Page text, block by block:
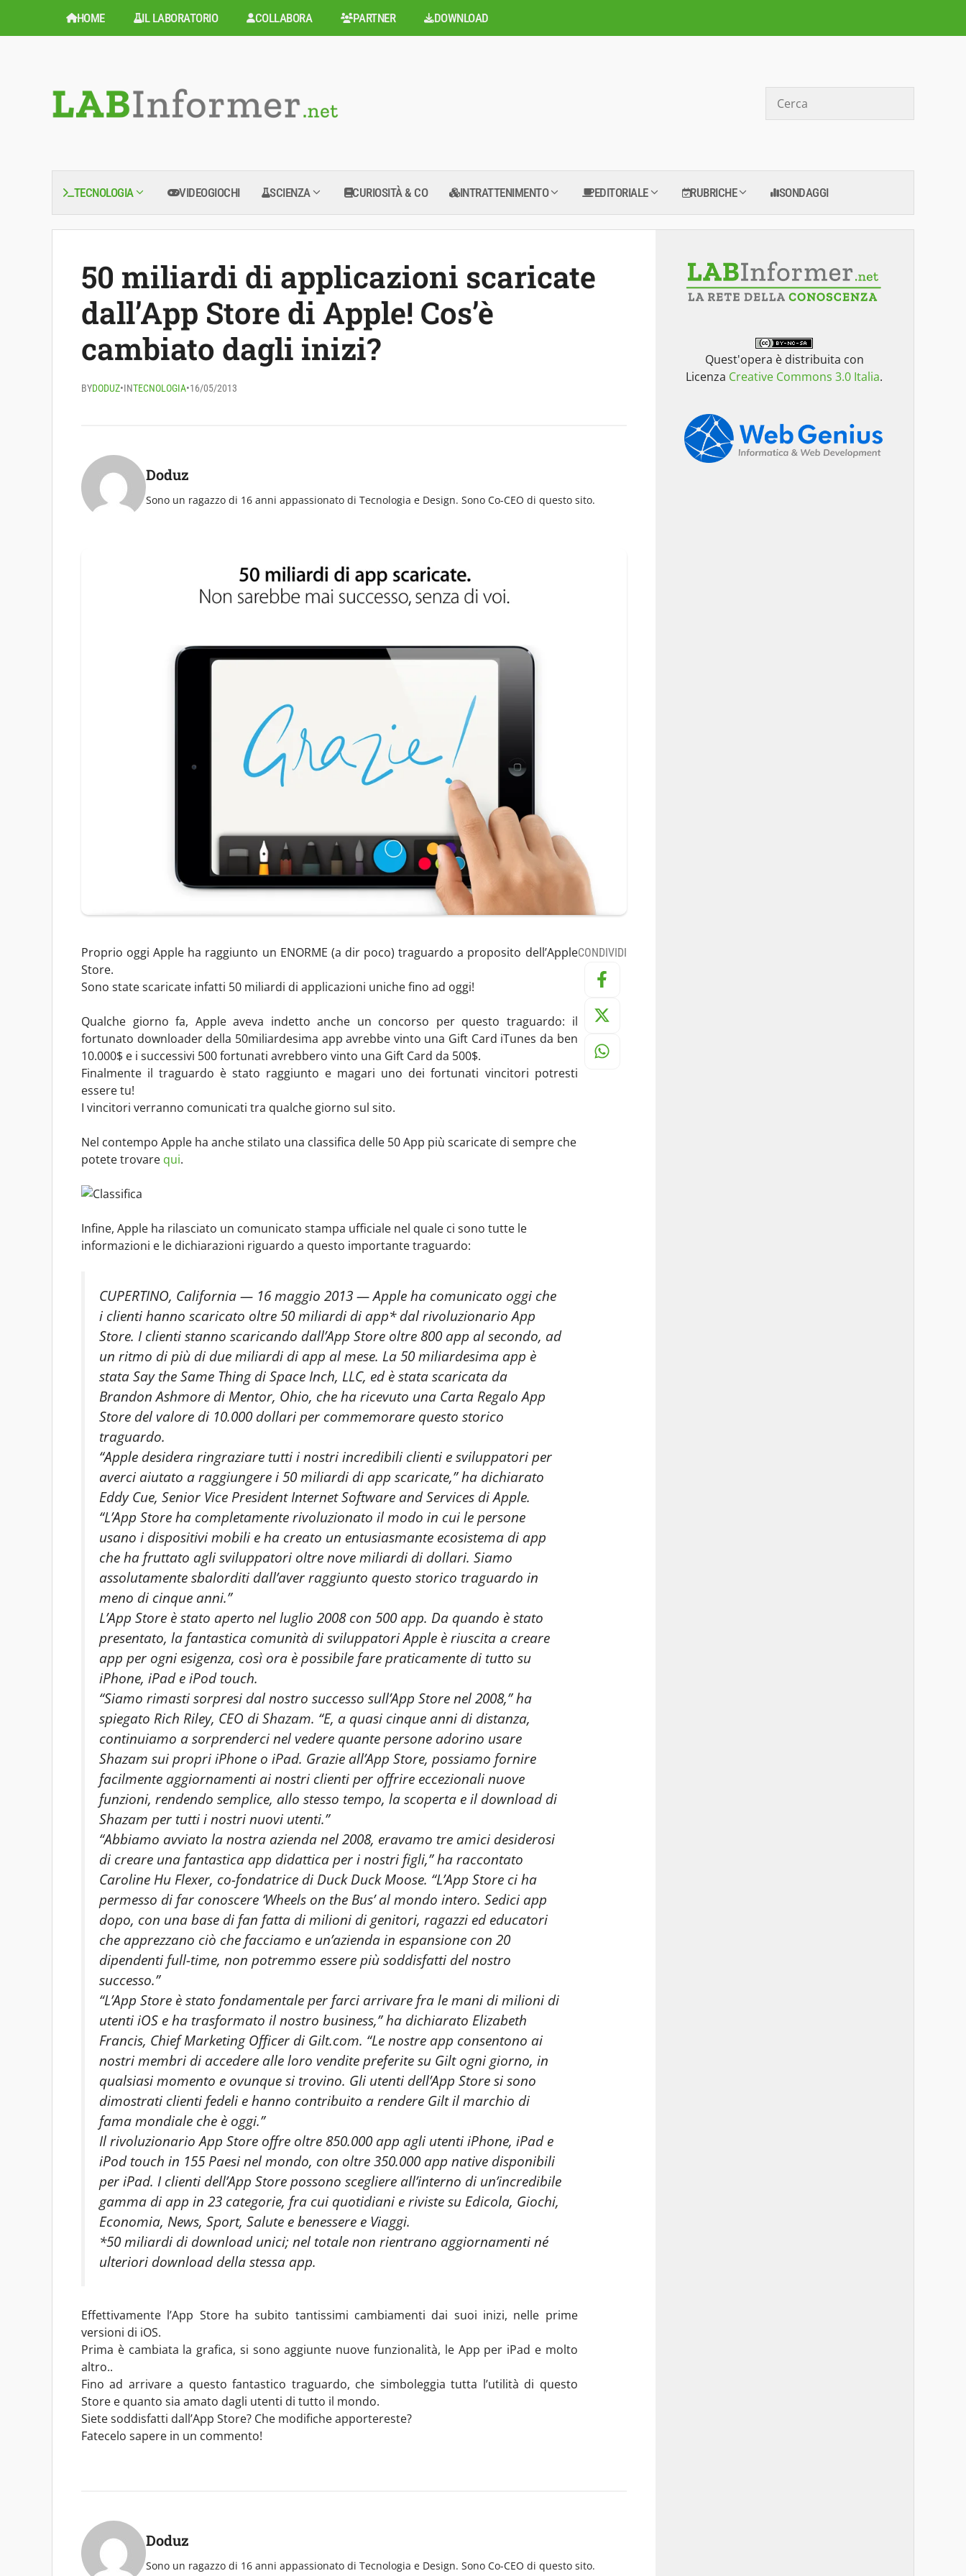
HOME IL LABORATORIO COLLABORA PARTNER DOWNLOAD
TECNOLOGIA VIDEOGIOCHI SCIENZA CURIOSITÀ & CO INTRATTENIMENTO EDITORIALE RUBRICHE SONDAGGI
50 miliardi di applicazioni scaricate
dall’App Store di Apple! Cos’è
cambiato dagli inizi?
BYDODUZ•INTECNOLOGIA•16/05/2013
Doduz
Sono un ragazzo di 16 anni appassionato di Tecnologia e Design. Sono Co-CEO di questo sito.
Proprio oggi Apple ha raggiunto un ENORME (a dir poco) traguardo a proposito dell’Apple
Store.
Sono state scaricate infatti 50 miliardi di applicazioni uniche fino ad oggi!
Qualche giorno fa, Apple aveva indetto anche un concorso per questo traguardo: il
fortunato downloader della 50miliardesima app avrebbe vinto una Gift Card iTunes da ben
10.000$ e i successivi 500 fortunati avrebbero vinto una Gift Card da 500$.
Finalmente il traguardo è stato raggiunto e magari uno dei fortunati vincitori potresti
essere tu!
I vincitori verranno comunicati tra qualche giorno sul sito.
Nel contempo Apple ha anche stilato una classifica delle 50 App più scaricate di sempre che
potete trovare qui.
Infine, Apple ha rilasciato un comunicato stampa ufficiale nel quale ci sono tutte le
informazioni e le dichiarazioni riguardo a questo importante traguardo:
CUPERTINO, California — 16 maggio 2013 — Apple ha comunicato oggi che
i clienti hanno scaricato oltre 50 miliardi di app* dal rivoluzionario App
Store. I clienti stanno scaricando dall’App Store oltre 800 app al secondo, ad
un ritmo di più di due miliardi di app al mese. La 50 miliardesima app è
stata Say the Same Thing di Space Inch, LLC, ed è stata scaricata da
Brandon Ashmore di Mentor, Ohio, che ha ricevuto una Carta Regalo App
Store del valore di 10.000 dollari per commemorare questo storico
traguardo.
“Apple desidera ringraziare tutti i nostri incredibili clienti e sviluppatori per
averci aiutato a raggiungere i 50 miliardi di app scaricate,” ha dichiarato
Eddy Cue, Senior Vice President Internet Software and Services di Apple.
“L’App Store ha completamente rivoluzionato il modo in cui le persone
usano i dispositivi mobili e ha creato un entusiasmante ecosistema di app
che ha fruttato agli sviluppatori oltre nove miliardi di dollari. Siamo
assolutamente sbalorditi dall’aver raggiunto questo storico traguardo in
meno di cinque anni.”
L’App Store è stato aperto nel luglio 2008 con 500 app. Da quando è stato
presentato, la fantastica comunità di sviluppatori Apple è riuscita a creare
app per ogni esigenza, così ora è possibile fare praticamente di tutto su
iPhone, iPad e iPod touch.
“Siamo rimasti sorpresi dal nostro successo sull’App Store nel 2008,” ha
spiegato Rich Riley, CEO di Shazam. “E, a quasi cinque anni di distanza,
continuiamo a sorprenderci nel vedere quante persone adorino usare
Shazam sui propri iPhone o iPad. Grazie all’App Store, possiamo fornire
facilmente aggiornamenti ai nostri clienti per offrire eccezionali nuove
funzioni, rendendo semplice, allo stesso tempo, la scoperta e il download di
Shazam per tutti i nostri nuovi utenti.”
“Abbiamo avviato la nostra azienda nel 2008, eravamo tre amici desiderosi
di creare una fantastica app didattica per i nostri figli,” ha raccontato
Caroline Hu Flexer, co-fondatrice di Duck Duck Moose. “L’App Store ci ha
permesso di far conoscere ‘Wheels on the Bus’ al mondo intero. Sedici app
dopo, con una base di fan fatta di milioni di genitori, ragazzi ed educatori
che apprezzano ciò che facciamo e un’azienda in espansione con 20
dipendenti full-time, non potremmo essere più soddisfatti del nostro
successo.”
“L’App Store è stato fondamentale per farci arrivare fra le mani di milioni di
utenti iOS e ha trasformato il nostro business,” ha dichiarato Elizabeth
Francis, Chief Marketing Officer di Gilt.com. “Le nostre app consentono ai
nostri membri di accedere alle loro vendite preferite su Gilt ogni giorno, in
qualsiasi momento e ovunque si trovino. Gli utenti dell’App Store si sono
dimostrati clienti fedeli e hanno contribuito a rendere Gilt il marchio di
fama mondiale che è oggi.”
Il rivoluzionario App Store offre oltre 850.000 app agli utenti iPhone, iPad e
iPod touch in 155 Paesi nel mondo, con oltre 350.000 app native disponibili
per iPad. I clienti dell’App Store possono scegliere all’interno di un’incredibile
gamma di app in 23 categorie, fra cui quotidiani e riviste su Edicola, Giochi,
Economia, News, Sport, Salute e benessere e Viaggi.
*50 miliardi di download unici; nel totale non rientrano aggiornamenti né
ulteriori download della stessa app.
Effettivamente l’App Store ha subito tantissimi cambiamenti dai suoi inizi, nelle prime
versioni di iOS.
Prima è cambiata la grafica, si sono aggiunte nuove funzionalità, le App per iPad e molto
altro..
Fino ad arrivare a questo fantastico traguardo, che simboleggia tutta l’utilità di questo
Store e quanto sia amato dagli utenti di tutto il mondo.
Siete soddisfatti dall’App Store? Che modifiche apportereste?
Fatecelo sapere in un commento!
CONDIVIDI
Doduz
Sono un ragazzo di 16 anni appassionato di Tecnologia e Design. Sono Co-CEO di questo sito.
Quest'opera è distribuita con
Licenza Creative Commons 3.0 Italia.